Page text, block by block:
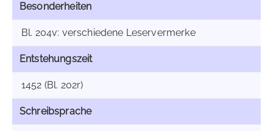
Besonderheiten
Bl. 204v: verschiedene Leservermerke
Entstehungszeit
1452 (Bl. 202r)
Schreibsprache